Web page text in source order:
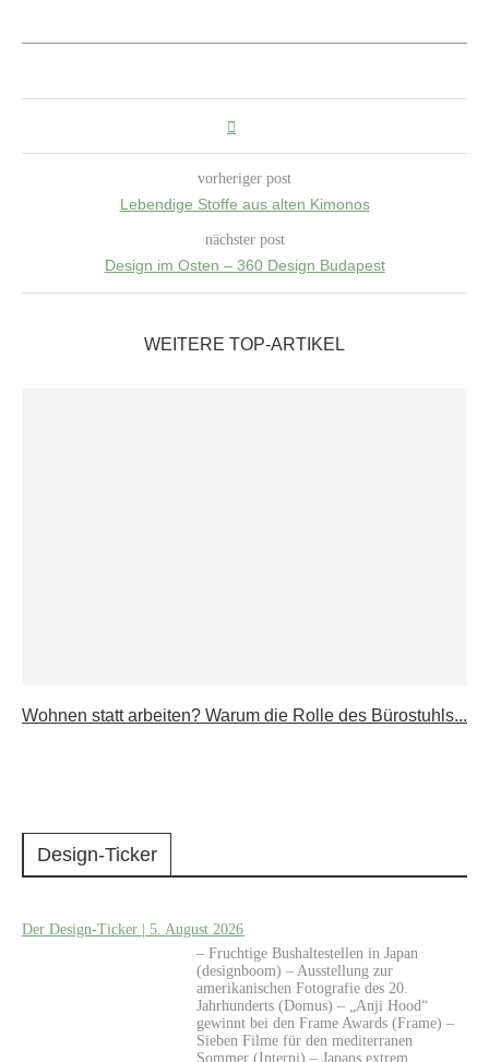
vorheriger post
Lebendige Stoffe aus alten Kimonos
nächster post
Design im Osten – 360 Design Budapest
WEITERE TOP-ARTIKEL
Wohnen statt arbeiten? Warum die Rolle des Bürostuhls...
Design-Ticker
Der Design-Ticker | 5. August 2026
– Fruchtige Bushaltestellen in Japan
(designboom) – Ausstellung zur
amerikanischen Fotografie des 20.
Jahrhunderts (Domus) – „Anji Hood“
gewinnt bei den Frame Awards (Frame) –
Sieben Filme für den mediterranen
Sommer (Interni) – Japans extrem